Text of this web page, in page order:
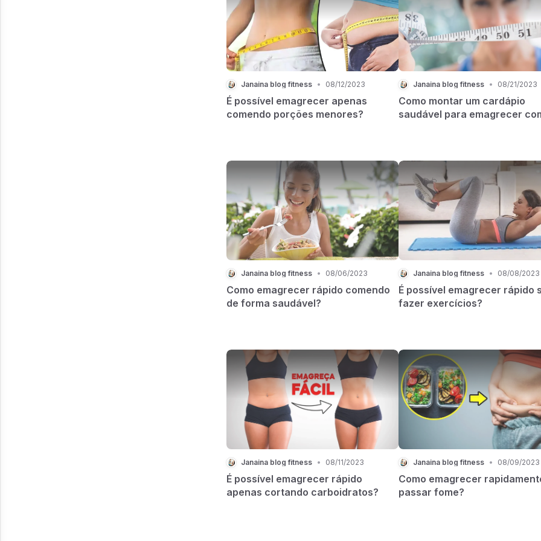
Janaina blog fitness • 08/12/2023
É possível emagrecer apenas
comendo porções menores?
Janaina blog fitness • 08/21/2023
Como montar um cardápio
saudável para emagrecer
Janaina blog fitness • 08/06/2023
Como emagrecer rápido comendo
de forma saudável?
Janaina blog fitness • 08/08/2023
É possível emagrecer rápido
fazer exercícios?
Janaina blog fitness • 08/11/2023
É possível emagrecer rápido
apenas cortando carboidratos?
Janaina blog fitness • 08/09/2023
Como emagrecer
passar fome?